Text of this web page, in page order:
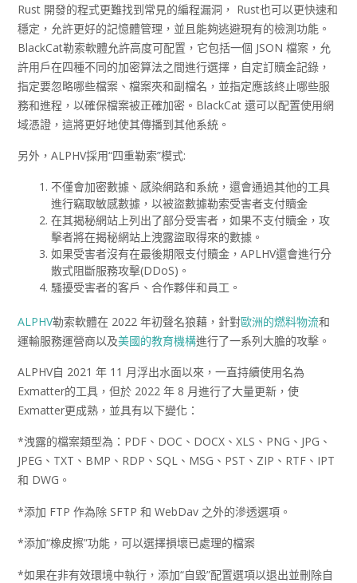
Rust 開發的程式更難找到常見的編程漏洞， Rust也可以更快速和
穩定，允許更好的記憶體管理，並且能夠逃避現有的檢測功能。
BlackCat勒索軟體允許高度可配置，它包括一個 JSON 檔案，允
許用戶在四種不同的加密算法之間進行選擇，自定訂贖金記錄，
指定要忽略哪些檔案、檔案夾和副檔名，並指定應該終止哪些服
務和進程，以確保檔案被正確加密。BlackCat 還可以配置使用網
域憑證，這將更好地使其傳播到其他系統。
另外，ALPHV採用“四重勒索”模式:
不僅會加密數據、感染網路和系統，還會通過其他的工具
進行竊取敏感數據，以被盜數據勒索受害者支付贖金
在其揭秘網站上列出了部分受害者，如果不支付贖金，攻
擊者將在揭秘網站上洩露盜取得來的數據。
如果受害者沒有在最後期限支付贖金，APLHV還會進行分
散式阻斷服務攻擊(DDoS)。
騷擾受害者的客戶、合作夥伴和員工。
ALPHV勒索軟體在 2022 年初聲名狼藉，針對歐洲的燃料物流和
運輸服務運營商以及美國的教育機構進行了一系列大膽的攻擊。
ALPHV自 2021 年 11 月浮出水面以來，一直持續使用名為
Exmatter的工具，但於 2022 年 8 月進行了大量更新，使
Exmatter更成熟，並具有以下變化：
*洩露的檔案類型為：PDF、DOC、DOCX、XLS、PNG、JPG、
JPEG、TXT、BMP、RDP、SQL、MSG、PST、ZIP、RTF、IPT
和 DWG。
*添加 FTP 作為除 SFTP 和 WebDav 之外的滲透選項。
*添加“橡皮擦”功能，可以選擇損壞已處理的檔案
*如果在非有效環境中執行，添加“自毀”配置選項以退出並刪除自